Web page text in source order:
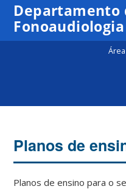
Departamento
Fonoaudiologia
Planos de
Planos de ensino para o